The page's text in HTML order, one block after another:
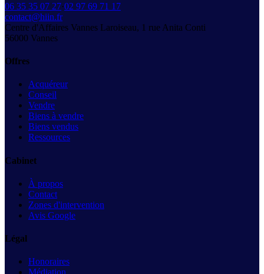
06 35 35 07 27·02 97 69 71 17
contact@hiin.fr
Centre d'Affaires Vannes Laroiseau, 1 rue Anita Conti
56000 Vannes
Offres
Acquéreur
Conseil
Vendre
Biens à vendre
Biens vendus
Ressources
Cabinet
À propos
Contact
Zones d'intervention
Avis Google
Légal
Honoraires